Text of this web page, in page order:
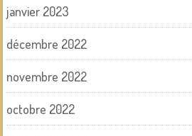
janvier 2023
décembre 2022
novembre 2022
octobre 2022